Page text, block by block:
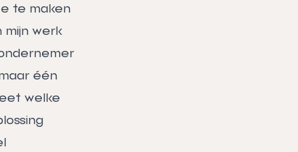
te maken
werk
één
welke